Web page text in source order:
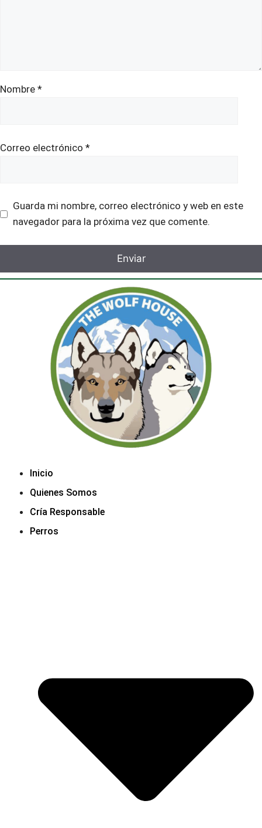
Nombre *
Correo electrónico *
Guarda mi nombre, correo electrónico y web en este
navegador para la próxima vez que comente.
Inicio
Quienes Somos
Cría Responsable
Perros